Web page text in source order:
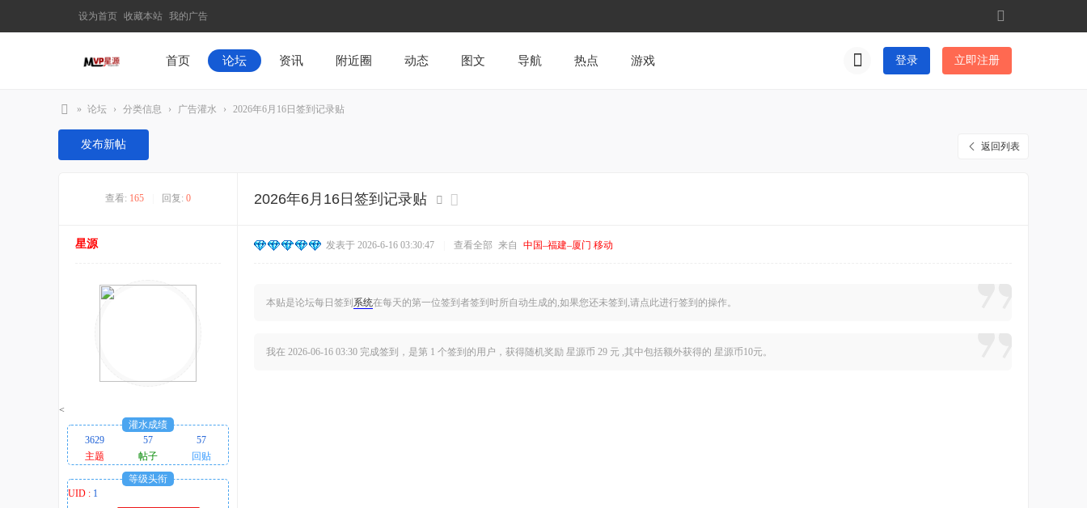
设为首页 收藏本站 我的广告
切
换
到
窄
首页 论坛 资讯 附近圈 动态 图文 导航 热点 游戏 登录 立即注册
M
V
！
» 论坛 › 分类信息 › 广告灌水 › 2026年6月16日签到记录贴
返回列表
发布新帖
查看: 165 回复: 0 2026年6月16日签到记录贴
星源
<
灌水成绩
3629
57
57
主题
帖子
回贴
等级头衔
UID : 1
发表于 2026-6-16 03:30:47 查看全部 来自 中国–福建–厦门 移动
本贴是论坛每日签到 系统在每天的第一位签到者签到时所自动生成的,如果您还未签到,请点此进行签到的操作。
我在 2026-06-16 03:30 完成签到，是第 1 个签到的用户 ，获得随机奖励 星源币 29 元 ,其中包括额外获得的 星源币10元。